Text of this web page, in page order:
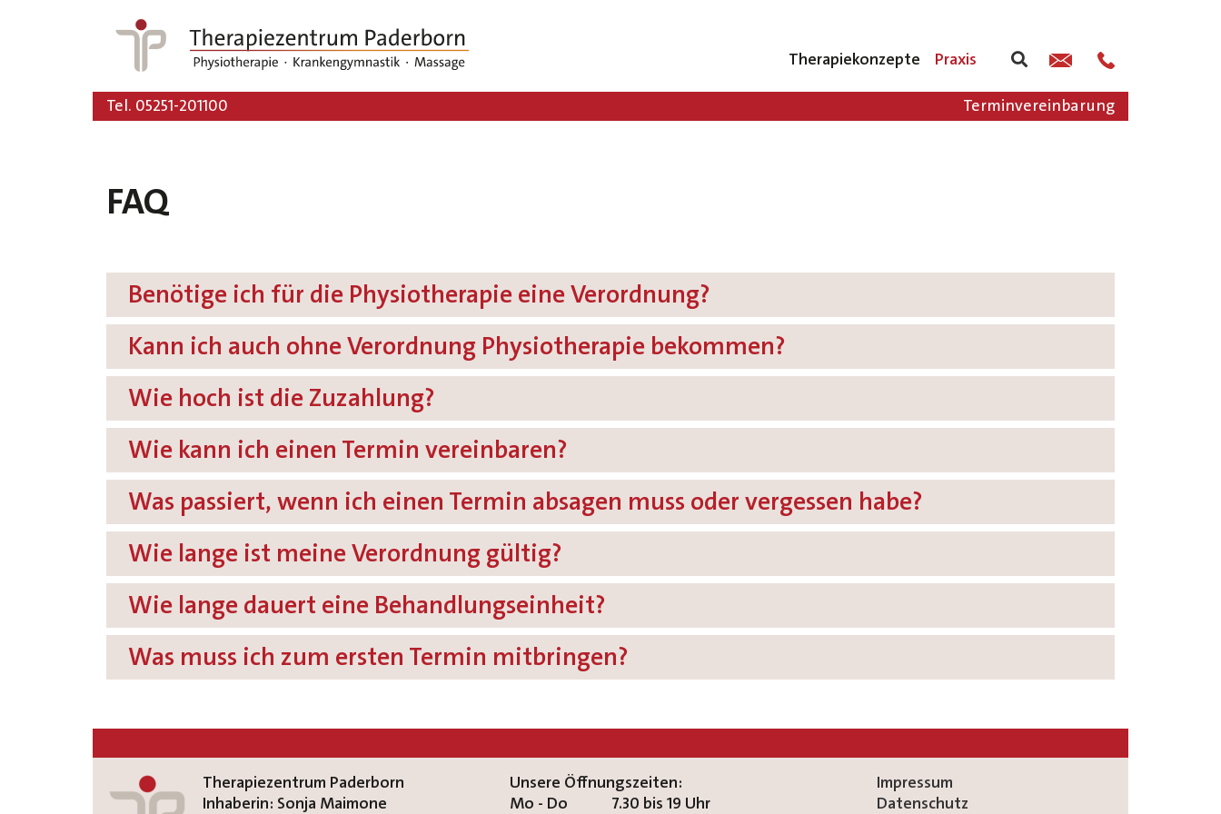
Therapiekonzepte Praxis
Tel. 05251-201100 Terminvereinbarung
FAQ
Benötige ich für die Physiotherapie eine Verordnung?
Kann ich auch ohne Verordnung Physiotherapie bekommen?
Wie hoch ist die Zuzahlung?
Wie kann ich einen Termin vereinbaren?
Was passiert, wenn ich einen Termin absagen muss oder vergessen habe?
Wie lange ist meine Verordnung gültig?
Wie lange dauert eine Behandlungseinheit?
Was muss ich zum ersten Termin mitbringen?
Therapiezentrum Paderborn
Inhaberin: Sonja Maimone
Unsere Öffnungszeiten:
Mo - Do
7.30 bis 19 Uhr
Impressum
Datenschutz